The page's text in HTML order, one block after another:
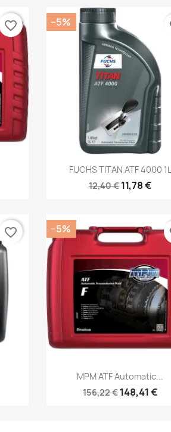
favorite_border
Kiirvaade
FUCHS TITAN ATF 4000 1L
12,40 €11,78 €
−5%
favorite_border
Kiirvaade
MPM ATF Automatic...
156,22 €148,41 €
−5%